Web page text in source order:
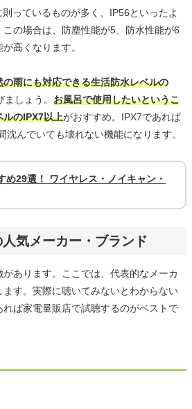
っているものが多く、IP56といったよ
の場合は、防塵性能が5、防水性能が6
高くなります。
の雨にも対応できる生活防水レベルの
しょう。 お風呂で使用したいというこ
ルのIPX7以上がおすすめ。IPX7であれば
んでいても壊れない機能になります。
め29選！ ワイヤレス・ノイキャン・
気メーカー・ブランド
あります。ここでは、代表的なメーカ
す。実際に聴いてみないとわからない
ば家電量販店で試聴するのがベストで